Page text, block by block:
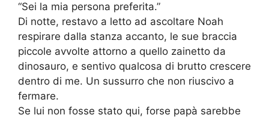
“Sei la mia persona preferita.”
Di notte, restavo a letto ad ascoltare Noah
respirare dalla stanza accanto, le sue braccia
piccole avvolte attorno a quello zainetto da
dinosauro, e sentivo qualcosa di brutto crescere
dentro di me. Un sussurro che non riuscivo a
fermare.
Se lui non fosse stato qui, forse papà sarebbe